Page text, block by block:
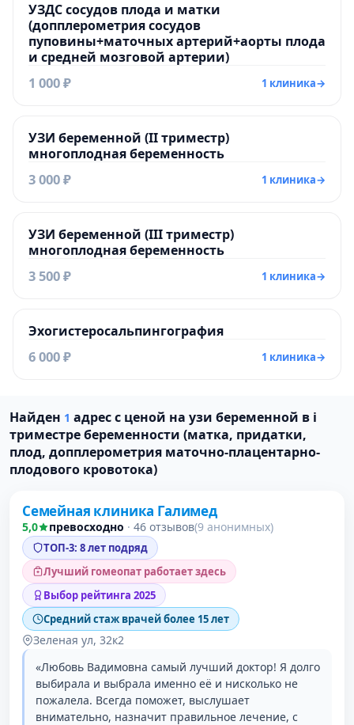
УЗДС сосудов плода и матки
(допплерометрия сосудов
пуповины+маточных артерий+аорты плода
и средней мозговой артерии)
1 000 ₽ 1 клиника→
УЗИ беременной (II триместр)
многоплодная беременность
3 000 ₽ 1 клиника→
УЗИ беременной (III триместр)
многоплодная беременность
3 500 ₽ 1 клиника→
Эхогистеросальпингография
6 000 ₽ 1 клиника→
Найден 1 адрес с ценой на узи беременной в i
триместре беременности (матка, придатки,
плод, допплерометрия маточно-плацентарно-
плодового кровотока)
Проверено давно
Семейная клиника Галимед
5,0 превосходно · 46 отзывов(9 анонимных)
ТОП-3: 8 лет подряд
Лучший гомеопат работает здесь
Выбор рейтинга 2025
Средний стаж врачей более 15 лет
Зеленая ул, 32к2
«Любовь Вадимовна самый лучший доктор! Я долго
выбирала и выбрала именно её и нисколько не
пожалела. Всегда поможет, выслушает
внимательно, назначит правильное лечение, с